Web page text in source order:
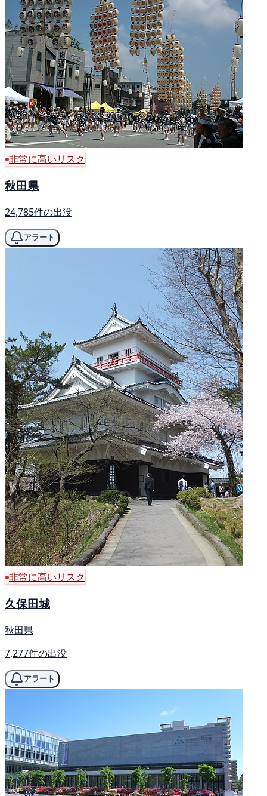
非常に高いリスク
秋田県
24,785件の出没
アラート
非常に高いリスク
久保田城
秋田県
7,277件の出没
アラート